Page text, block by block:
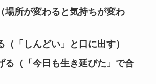
場所が変わると気持ちが変わ
（「しんどい」と口に出す）
る（「今日も生き延びた」で合